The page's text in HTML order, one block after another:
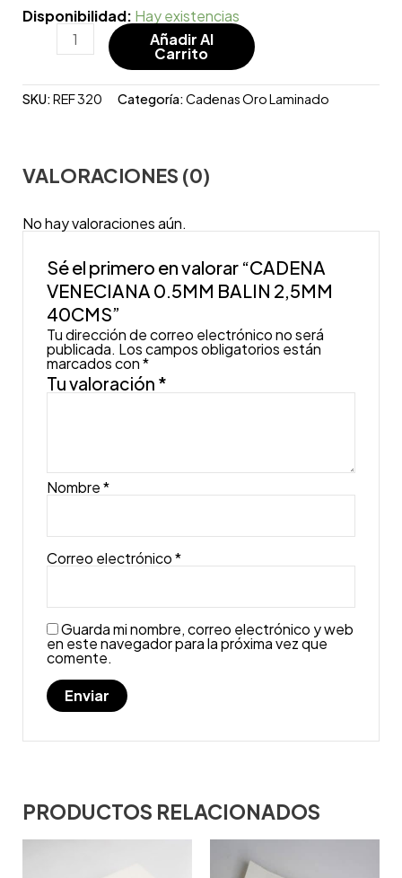
Disponibilidad: Hay existencias
Añadir Al
Carrito
SKU:REF 320 Categoría:Cadenas Oro Laminado
VALORACIONES (0)
No hay valoraciones aún.
Sé el primero en valorar “CADENA
VENECIANA 0.5MM BALIN 2,5MM
40CMS”
Tu dirección de correo electrónico no será
publicada. Los campos obligatorios están
marcados con*
Tu valoración *
Nombre*
Correo electrónico*
Guarda mi nombre, correo electrónico y web
en este navegador para la próxima vez que
comente.
PRODUCTOS RELACIONADOS